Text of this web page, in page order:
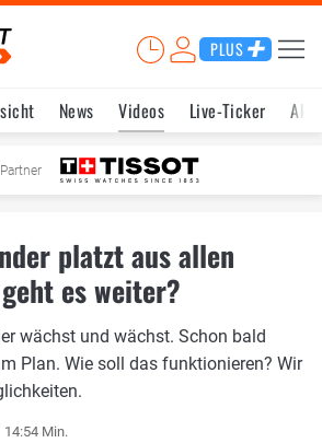
PLUS
News Videos Live-Ticker
platzt aus allen
es weiter?
wächst und wächst. Schon bald
Plan. Wie soll das funktionieren? Wir
14:54 Min.